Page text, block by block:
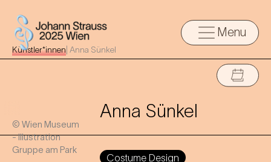
Menu
Künstler*innen Anna Sünkel
© Wien Museum
- Illustration
Gruppe am Park
Anna Sünkel
Costume Design